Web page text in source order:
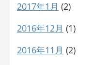
2017年1月 (2)
2016年12月 (1)
2016年11月 (2)